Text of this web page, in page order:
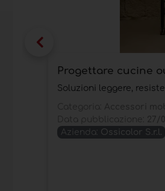
Progettare cucine
Soluzioni leggere,
Azienda: Ossicolor S.r.l.